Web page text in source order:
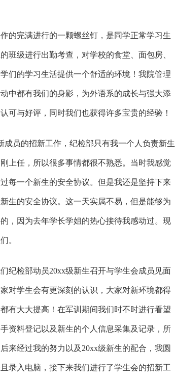
的完满进行的一颗螺丝钉，是同学正常学习生
班级进行出勤考查，对学校的食堂、面包房、
们的学习生活提供一个舒适的环境！我院管理
中都有我们的身影，为外语系的成长与强大添
可与好评，同时我们也获得许多宝贵的经验！
成员的招新工作，纪检部只有我一个人负责新生
上任，所以很多事情都很不熟悉。当时我感觉
每一个新生的安全协议。但是我还是坚持下来
生的安全协议。这一天实属不易，但是能够为
，因为去年学长学姐的热心接待我感动过。现
。
纪检部动员20xx级新生召开与学生会成员见面
对学生会有更深刻的认识，大家对新环境都得
有大大提高！在军训期间我们时不时进行看望
资料登记以及新生的个人信息采集及记录，所
来经过我的努力以及20xx级新生的配合，我圆
录入电脑，接下来我们进行了学生会的招新工